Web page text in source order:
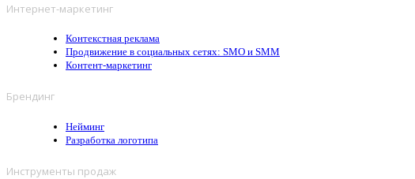
Интернет-маркетинг
Контекстная реклама
Продвижение в социальных сетях: SMO и SMM
Контент-маркетинг
Брендинг
Нейминг
Разработка логотипа
Инструменты продаж